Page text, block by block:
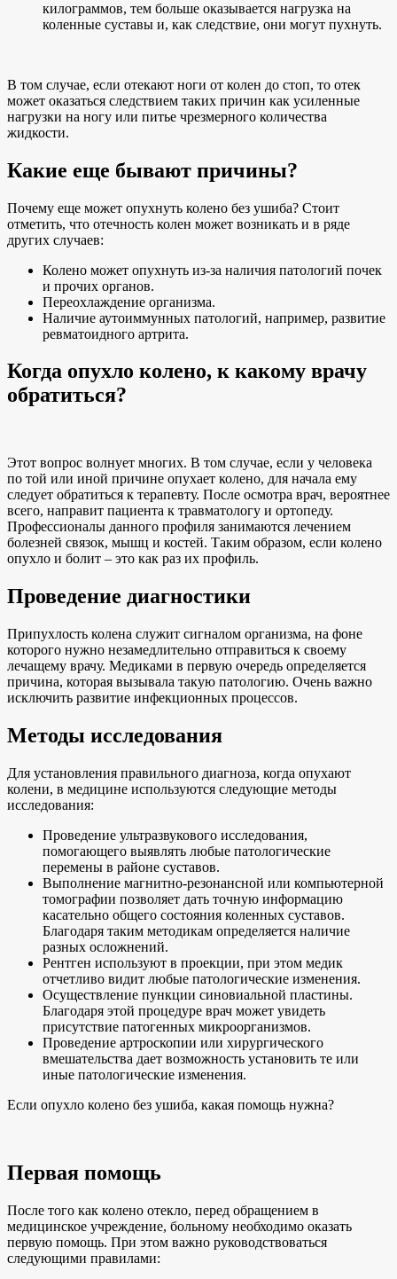
килограммов, тем больше оказывается нагрузка на
коленные суставы и, как следствие, они могут пухнуть.
В том случае, если отекают ноги от колен до стоп, то отек
может оказаться следствием таких причин как усиленные
нагрузки на ногу или питье чрезмерного количества
жидкости.
Какие еще бывают причины?
Почему еще может опухнуть колено без ушиба? Стоит
отметить, что отечность колен может возникать и в ряде
других случаев:
Колено может опухнуть из-за наличия патологий почек
и прочих органов.
Переохлаждение организма.
Наличие аутоиммунных патологий, например, развитие
ревматоидного артрита.
Когда опухло колено, к какому врачу
обратиться?
Этот вопрос волнует многих. В том случае, если у человека
по той или иной причине опухает колено, для начала ему
следует обратиться к терапевту. После осмотра врач, вероятнее
всего, направит пациента к травматологу и ортопеду.
Профессионалы данного профиля занимаются лечением
болезней связок, мышц и костей. Таким образом, если колено
опухло и болит – это как раз их профиль.
Проведение диагностики
Припухлость колена служит сигналом организма, на фоне
которого нужно незамедлительно отправиться к своему
лечащему врачу. Медиками в первую очередь определяется
причина, которая вызывала такую патологию. Очень важно
исключить развитие инфекционных процессов.
Методы исследования
Для установления правильного диагноза, когда опухают
колени, в медицине используются следующие методы
исследования:
Проведение ультразвукового исследования,
помогающего выявлять любые патологические
перемены в районе суставов.
Выполнение магнитно-резонансной или компьютерной
томографии позволяет дать точную информацию
касательно общего состояния коленных суставов.
Благодаря таким методикам определяется наличие
разных осложнений.
Рентген используют в проекции, при этом медик
отчетливо видит любые патологические изменения.
Осуществление пункции синовиальной пластины.
Благодаря этой процедуре врач может увидеть
присутствие патогенных микроорганизмов.
Проведение артроскопии или хирургического
вмешательства дает возможность установить те или
иные патологические изменения.
Если опухло колено без ушиба, какая помощь нужна?
Первая помощь
После того как колено отекло, перед обращением в
медицинское учреждение, больному необходимо оказать
первую помощь. При этом важно руководствоваться
следующими правилами: